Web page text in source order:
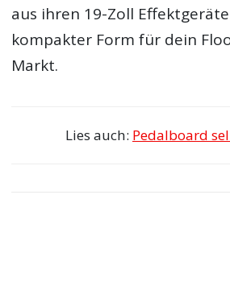
aus ihren 19-Zoll
kompakter Form für dein
Markt.
Lies auch: Pedalboard